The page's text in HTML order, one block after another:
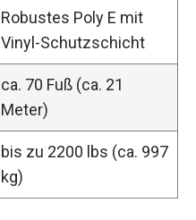
Robustes Poly E mit
Vinyl-Schutzschicht
ca. 70 Fuß (ca. 21
Meter)
bis zu 2200 lbs (ca. 997
kg)